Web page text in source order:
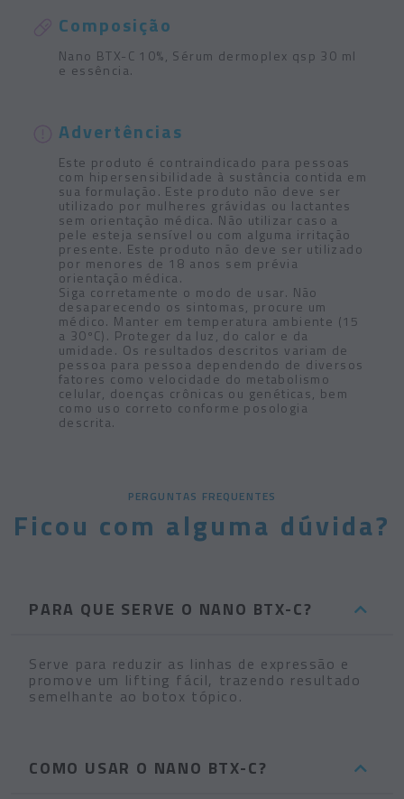
Composição
Nano BTX-C 10%, Sérum dermoplex qsp 30 ml
e essência.
Advertências
Este produto é contraindicado para pessoas
com hipersensibilidade à sustância contida em
sua formulação. Este produto não deve ser
utilizado por mulheres grávidas ou lactantes
sem orientação médica. Não utilizar caso a
pele esteja sensível ou com alguma irritação
presente. Este produto não deve ser utilizado
por menores de 18 anos sem prévia
orientação médica.
Siga corretamente o modo de usar. Não
desaparecendo os sintomas, procure um
médico. Manter em temperatura ambiente (15
a 30ºC). Proteger da luz, do calor e da
umidade. Os resultados descritos variam de
pessoa para pessoa dependendo de diversos
fatores como velocidade do metabolismo
celular, doenças crônicas ou genéticas, bem
como uso correto conforme posologia
descrita.
PERGUNTAS FREQUENTES
Ficou com alguma dúvida?
PARA QUE SERVE O NANO BTX-C?
Serve para reduzir as linhas de expressão e
promove um lifting fácil, trazendo resultado
semelhante ao botox tópico.
COMO USAR O NANO BTX-C?